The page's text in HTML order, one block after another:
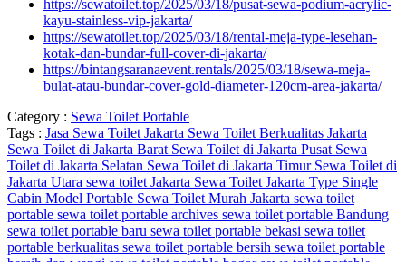
https://sewatoilet.top/2025/03/18/pusat-sewa-podium-acrylic-
kayu-stainless-vip-jakarta/
https://sewatoilet.top/2025/03/18/rental-meja-type-lesehan-
kotak-dan-bundar-full-cover-di-jakarta/
https://bintangsaranaevent.rentals/2025/03/18/sewa-meja-
bulat-atau-bundar-cover-gold-diameter-120cm-area-jakarta/
Category : Sewa Toilet Portable
Tags : Jasa Sewa Toilet Jakarta Sewa Toilet Berkualitas Jakarta
Sewa Toilet di Jakarta Barat Sewa Toilet di Jakarta Pusat Sewa
Toilet di Jakarta Selatan Sewa Toilet di Jakarta Timur Sewa Toilet di
Jakarta Utara sewa toilet Jakarta Sewa Toilet Jakarta Type Single
Cabin Model Portable Sewa Toilet Murah Jakarta sewa toilet
portable sewa toilet portable archives sewa toilet portable Bandung
sewa toilet portable baru sewa toilet portable bekasi sewa toilet
portable berkualitas sewa toilet portable bersih sewa toilet portable